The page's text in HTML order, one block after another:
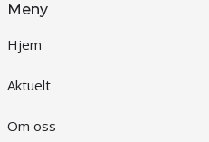
Meny
Hjem
Aktuelt
Om oss